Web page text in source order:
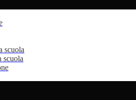
scuola
scuola